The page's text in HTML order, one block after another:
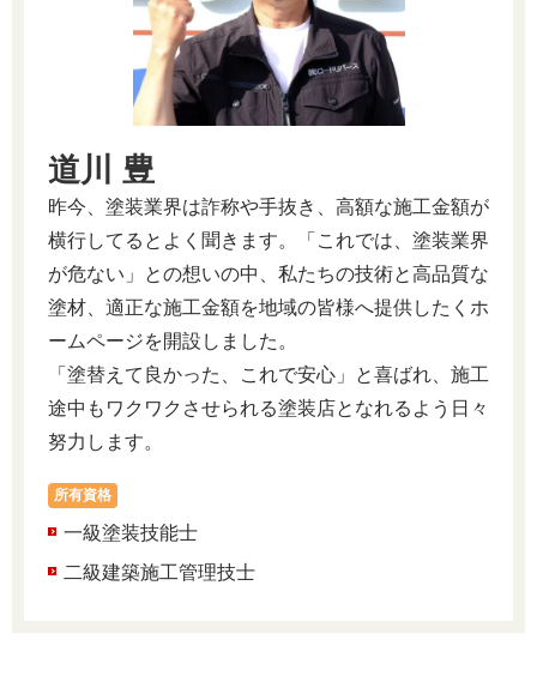
道川 豊
昨今、塗装業界は詐称や手抜き、高額な施工金額が
横行してるとよく聞きます。「これでは、塗装業界
が危ない」との想いの中、私たちの技術と高品質な
塗材、適正な施工金額を地域の皆様へ提供したくホ
ームページを開設しました。
「塗替えて良かった、これで安心」と喜ばれ、施工
途中もワクワクさせられる塗装店となれるよう日々
努力します。
所有資格
一級塗装技能士
二級建築施工管理技士